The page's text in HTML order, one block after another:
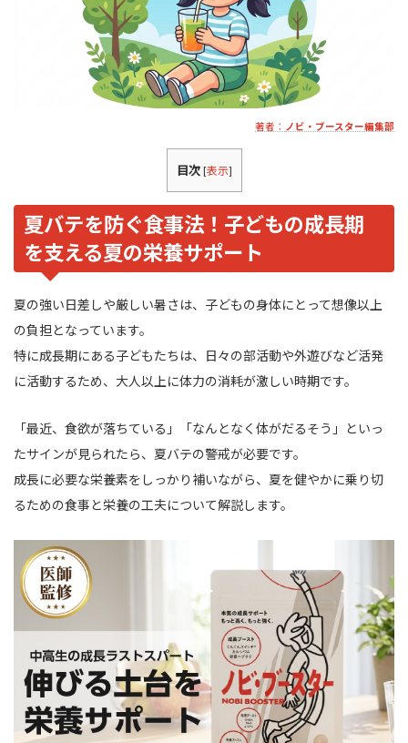
著者： ノビ・ブースター編集部
目次 [表示]
夏バテを防ぐ食事法！子どもの成長期
を支える夏の栄養サポート
夏の強い日差しや厳しい暑さは、子どもの身体にとって想像以上
の負担となっています。
特に成長期にある子どもたちは、日々の部活動や外遊びなど活発
に活動するため、大人以上に体力の消耗が激しい時期です。
「最近、食欲が落ちている」「なんとなく体がだるそう」といっ
たサインが見られたら、夏バテの警戒が必要です。
成長に必要な栄養素をしっかり補いながら、夏を健やかに乗り切
るための食事と栄養の工夫について解説します。